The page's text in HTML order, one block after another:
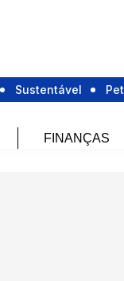
Sustentável Pet
FINANÇAS